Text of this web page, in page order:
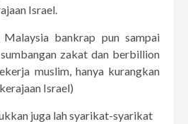
Israel.
bankrap pun sampai
zakat dan berbillion
muslim, hanya kurangkan
Israel)
juga lah syarikat-syarikat